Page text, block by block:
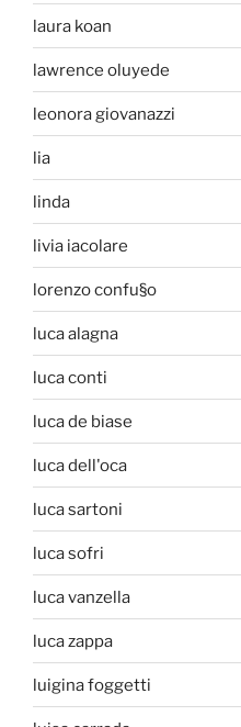
laura koan
lawrence oluyede
leonora giovanazzi
lia
linda
livia iacolare
lorenzo confu§o
luca alagna
luca conti
luca de biase
luca dell'oca
luca sartoni
luca sofri
luca vanzella
luca zappa
luigina foggetti